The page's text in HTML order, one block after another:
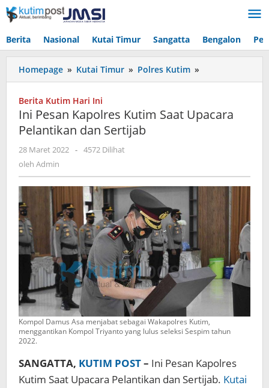
Lewati
ke
Berita Nasional Kutai Timur Sangatta Bengalon
Homepage » Kutai Timur » Polres Kutim »
Pesan
Saat
Berita Kutim Hari Ini
Ini Pesan Kapolres Kutim Saat Upacara
Pelantikan dan Sertijab
28 Maret 2022 oleh
- 4572 Dilihat
oleh Admin
Kompol Damus Asa menjabat sebagai Wakapolres Kutim,
menggantikan Kompol Triyanto yang lulus seleksi Sespim tahun
2022.
SANGATTA, KUTIM POST– Ini Pesan Kapolres
Kutim Saat Upacara Pelantikan dan Sertijab. Kutai